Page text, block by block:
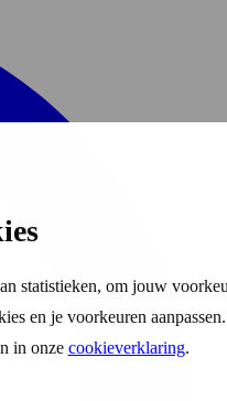
statistieken, om jouw
en je voorkeuren
in onze cookieverklaring.